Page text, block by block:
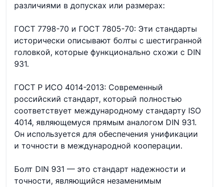
различиями в допусках или размерах:
ГОСТ 7798-70 и ГОСТ 7805-70: Эти стандарты
исторически описывают болты с шестигранной
головкой, которые функционально схожи с DIN
931.
ГОСТ Р ИСО 4014-2013: Современный
российский стандарт, который полностью
соответствует международному стандарту ISO
4014, являющемуся прямым аналогом DIN 931.
Он используется для обеспечения унификации
и точности в международной кооперации.
Болт DIN 931 — это стандарт надежности и
точности, являющийся незаменимым